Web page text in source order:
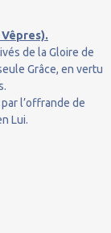
de la Gloire de
Grâce, en vertu
l’offrande de
Lui.